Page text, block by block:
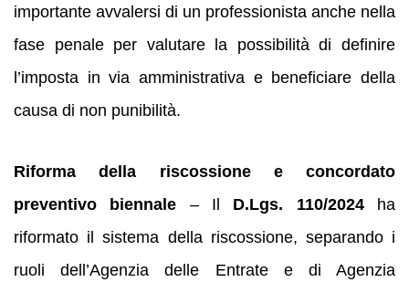
importante avvalersi di un professionista anche nella
fase penale per valutare la possibilità di definire
l’imposta in via amministrativa e beneficiare della
causa di non punibilità.
Riforma della riscossione e concordato
preventivo biennale – Il D.Lgs. 110/2024ha
riformato il sistema della riscossione, separando i
ruoli dell’Agenzia delle Entrate e di Agenzia